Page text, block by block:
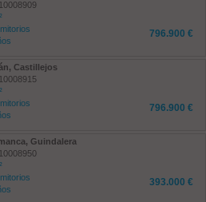
796.900 €
Castillejos
796.900 €
Guindalera
393.000 €